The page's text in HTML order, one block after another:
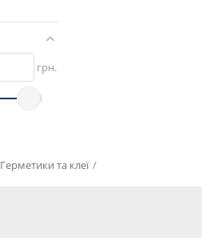
грн.
Герметики та клеї /